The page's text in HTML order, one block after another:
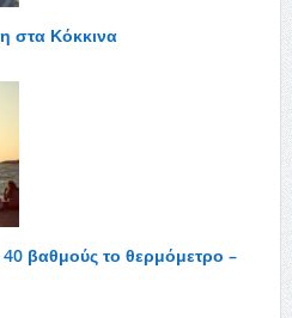
στα Κόκκινα
βαθμούς το θερμόμετρο –